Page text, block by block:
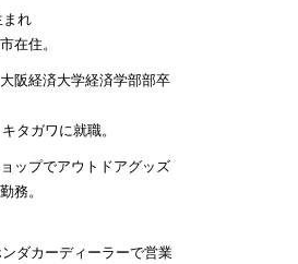
れ
在住。
阪経済大学経済学部部卒
タガワに就職。
ップでアウトドアグッズ
務。
ダカーディーラーで営業